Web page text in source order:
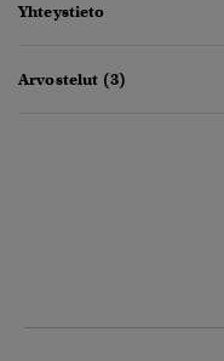
Yhteystieto
Arvostelut (3)